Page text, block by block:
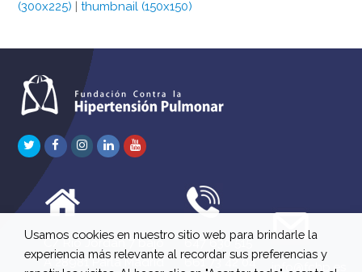
(300x225) |thumbnail (150x150)
TwitterFacebook
Instagram
LinkedInYoutube
C/ Río Jordán 7 bajo
A 28981 Parla Madrid
647 630 515
661 73 42 04
info@fchp.es
Usamos cookies en nuestro sitio web para brindarle la
experiencia más relevante al recordar sus preferencias y